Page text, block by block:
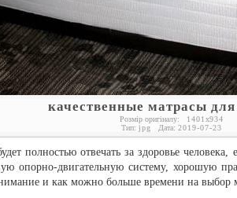
качественные матрасы
Розмір оригіналу: 1401 x934
Тип: jpg Дата: 2019-07-23
полностью отвечать за здоровье
опорно-двигательную систему, хорошую
и как можно больше времени на выбор